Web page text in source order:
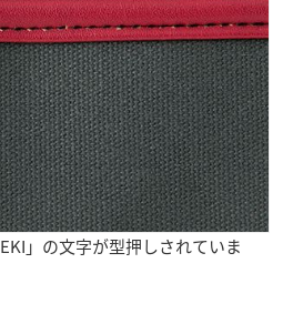
」の文字が型押しされていま